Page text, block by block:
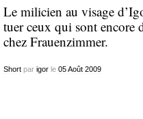
Le milicien au visage
tuer ceux qui sont encore
chez Frauenzimmer.
Shortpar igorle 05 Août 2009